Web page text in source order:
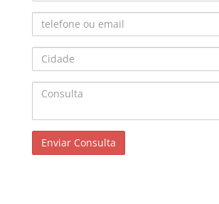
Telefone ou Email
Cidade
Consulta